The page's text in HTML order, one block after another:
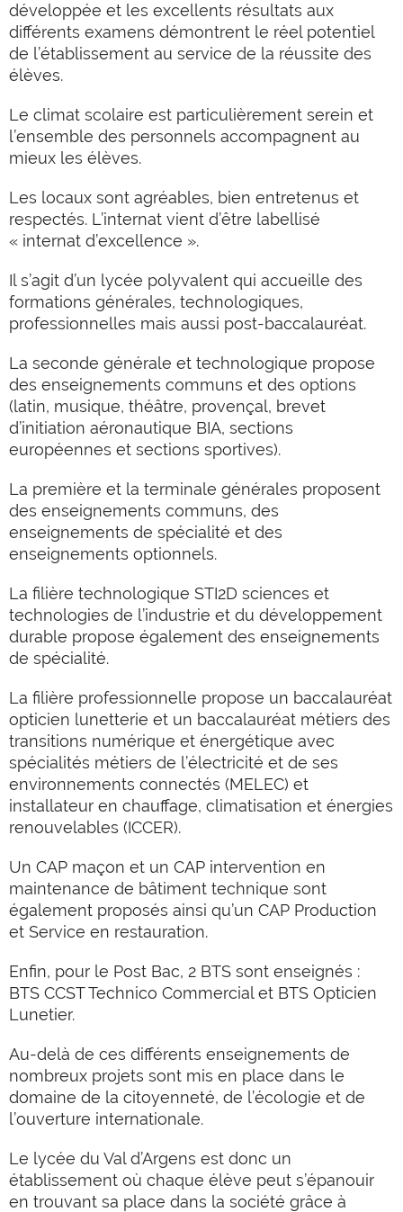
développée et les excellents résultats aux
différents examens démontrent le réel potentiel
de l’établissement au service de la réussite des
élèves.
Le climat scolaire est particulièrement serein et
l’ensemble des personnels accompagnent au
mieux les élèves.
Les locaux sont agréables, bien entretenus et
respectés. L’internat vient d’être labellisé
« internat d’excellence ».
Il s’agit d’un lycée polyvalent qui accueille des
formations générales, technologiques,
professionnelles mais aussi post-baccalauréat.
La seconde générale et technologique propose
des enseignements communs et des options
(latin, musique, théâtre, provençal, brevet
d’initiation aéronautique BIA, sections
européennes et sections sportives).
La première et la terminale générales proposent
des enseignements communs, des
enseignements de spécialité et des
enseignements optionnels.
La filière technologique STI2D sciences et
technologies de l’industrie et du développement
durable propose également des enseignements
de spécialité.
La filière professionnelle propose un baccalauréat
opticien lunetterie et un baccalauréat métiers des
transitions numérique et énergétique avec
spécialités métiers de l’électricité et de ses
environnements connectés (MELEC) et
installateur en chauffage, climatisation et énergies
renouvelables (ICCER).
Un CAP maçon et un CAP intervention en
maintenance de bâtiment technique sont
également proposés ainsi qu’un CAP Production
et Service en restauration.
Enfin, pour le Post Bac, 2 BTS sont enseignés :
BTS CCST Technico Commercial et BTS Opticien
Lunetier.
Au-delà de ces différents enseignements de
nombreux projets sont mis en place dans le
domaine de la citoyenneté, de l’écologie et de
l’ouverture internationale.
Le lycée du Val d’Argens est donc un
établissement où chaque élève peut s’épanouir
en trouvant sa place dans la société grâce à